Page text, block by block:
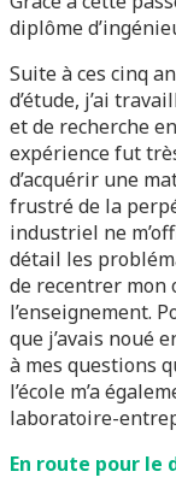
diplôme
Suite à ces cinq
d’étude, j’ai
et de recherche
expérience fut
d’acquérir une
frustré de la
industriel ne
détail les
de recentrer mon
l’enseignement.
que j’avais noué
à mes questions
l’école m’a
laboratoire-
En route pour le